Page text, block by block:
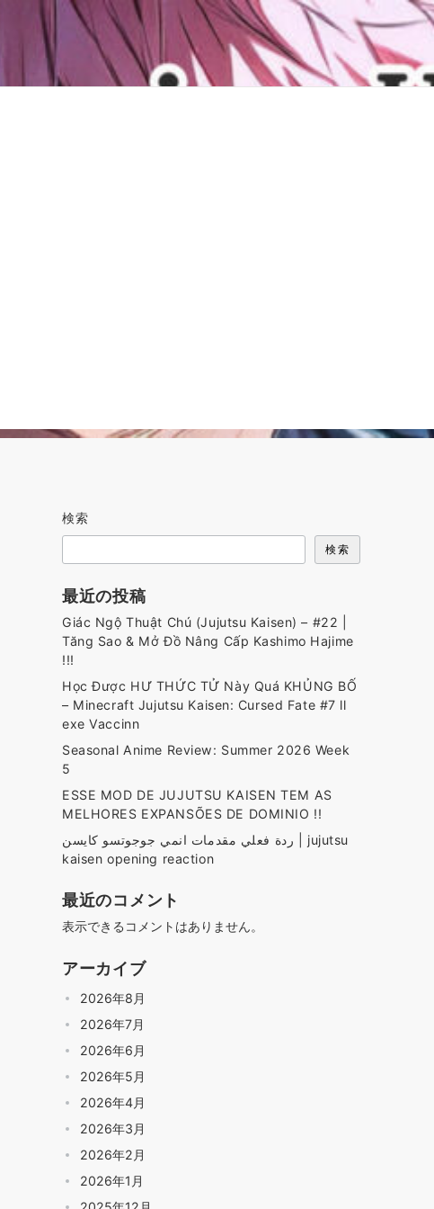
検索
検索
最近の投稿
Giác Ngộ Thuật Chú (Jujutsu Kaisen) – #22 |
Tăng Sao & Mở Đồ Nâng Cấp Kashimo Hajime
!!!
Học Được HƯ THỨC TỬ Này Quá KHỦNG BỐ
– Minecraft Jujutsu Kaisen: Cursed Fate #7 ll
exe Vaccinn
Seasonal Anime Review: Summer 2026 Week
5
ESSE MOD DE JUJUTSU KAISEN TEM AS
MELHORES EXPANSÕES DE DOMINIO !!
ردة فعلي مقدمات انمي جوجوتسو كايسن | jujutsu
kaisen opening reaction
最近のコメント
表示できるコメントはありません。
アーカイブ
2026年8月
2026年7月
2026年6月
2026年5月
2026年4月
2026年3月
2026年2月
2026年1月